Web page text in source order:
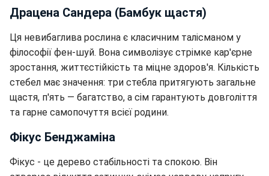
Драцена Сандера (Бамбук щастя)
Ця невибаглива рослина є класичним талісманом у
філософії фен-шуй. Вона символізує стрімке кар'єрне
зростання, життєстійкість та міцне здоров'я. Кількість
стебел має значення: три стебла притягують загальне
щастя, п'ять — багатство, а сім гарантують довголіття
та гарне самопочуття всієї родини.
Фікус Бенджаміна
Фікус - це дерево стабільності та спокою. Він